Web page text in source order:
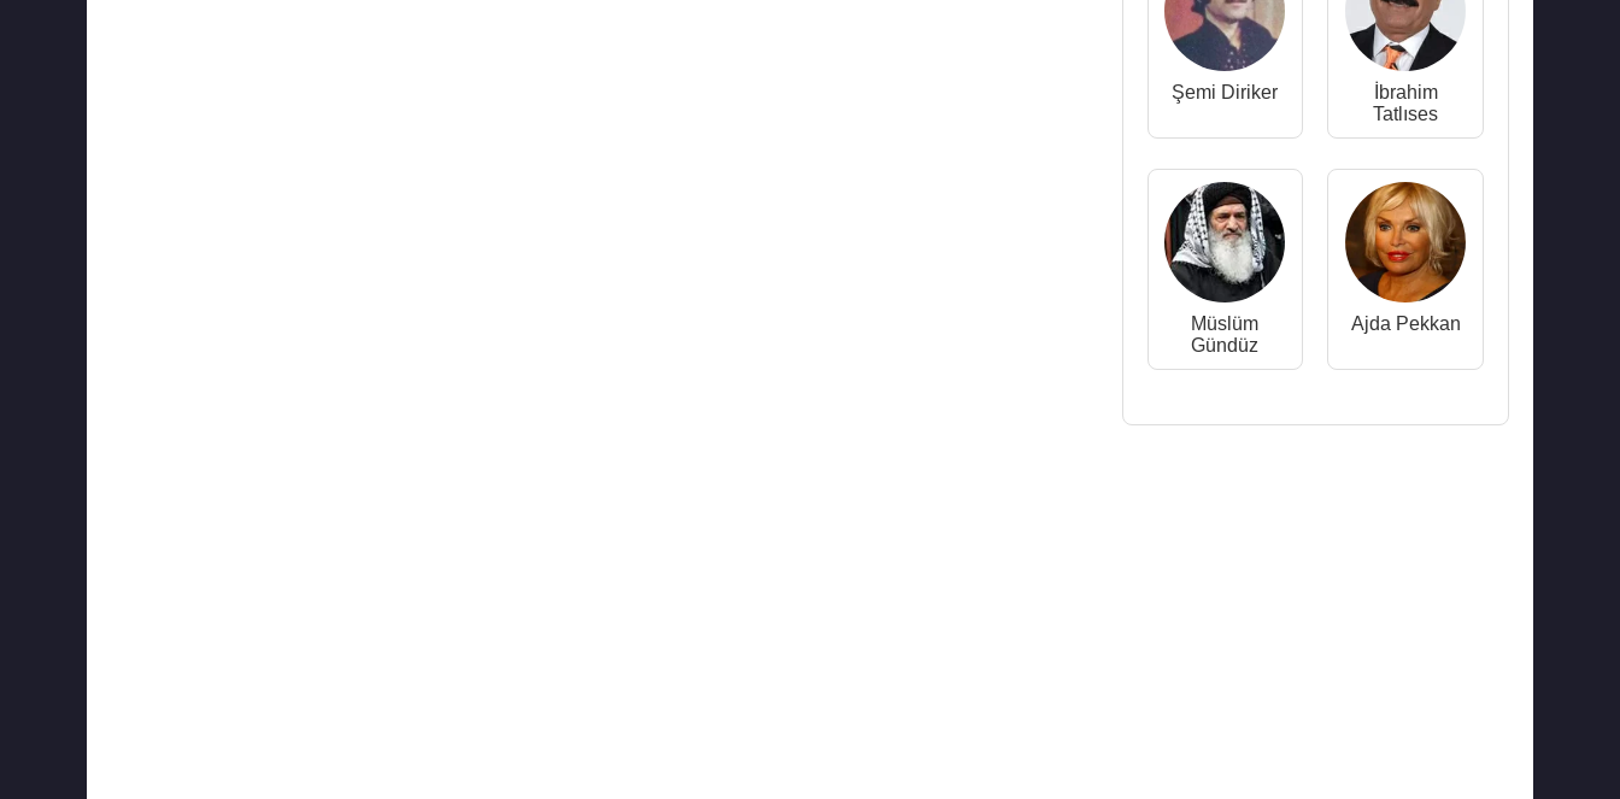
Şemi Diriker
İbrahim
Tatlıses
Müslüm
Gündüz
Ajda Pekkan